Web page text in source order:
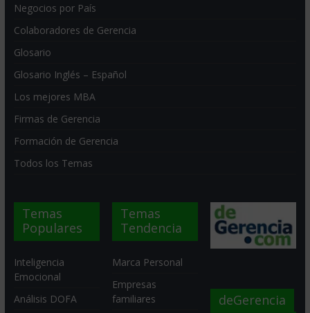
Negocios por País
Colaboradores de Gerencia
Glosario
Glosario Inglés – Español
Los mejores MBA
Firmas de Gerencia
Formación de Gerencia
Todos los Temas
Temas
Populares
Inteligencia
Emocional
Análisis DOFA
Temas
Tendencia
Marca Personal
Empresas
familiares
deGerencia